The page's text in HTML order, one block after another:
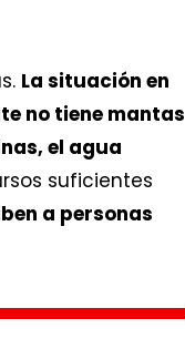
La situación en
no tiene mantas
el agua
suficientes
a personas